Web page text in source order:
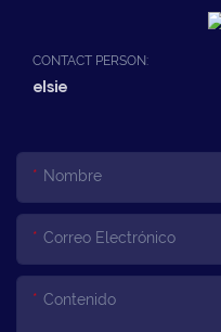
CONTACT PERSON:
elsie
Nombre
Correo Electrónico
Contenido